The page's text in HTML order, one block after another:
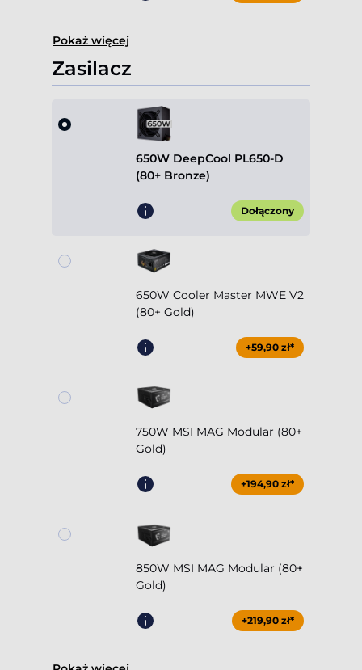
Pokaż więcej
Zasilacz
650W DeepCool PL650-D
(80+ Bronze)
Dołączony
650W Cooler Master MWE V2
(80+ Gold)
+59,90 zł*
750W MSI MAG Modular (80+
Gold)
+194,90 zł*
850W MSI MAG Modular (80+
Gold)
+219,90 zł*